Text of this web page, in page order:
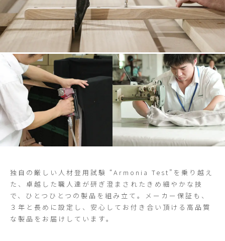
独自の厳しい人材登用試験 “Armonia Test”を乗り越え
た、卓越した職人達が研ぎ澄まされたきめ細やかな技
で、ひとつひとつの製品を組み立て。メーカー保証も、
３年と長めに設定し、安心してお付き合い頂ける高品質
な製品をお届けしています。